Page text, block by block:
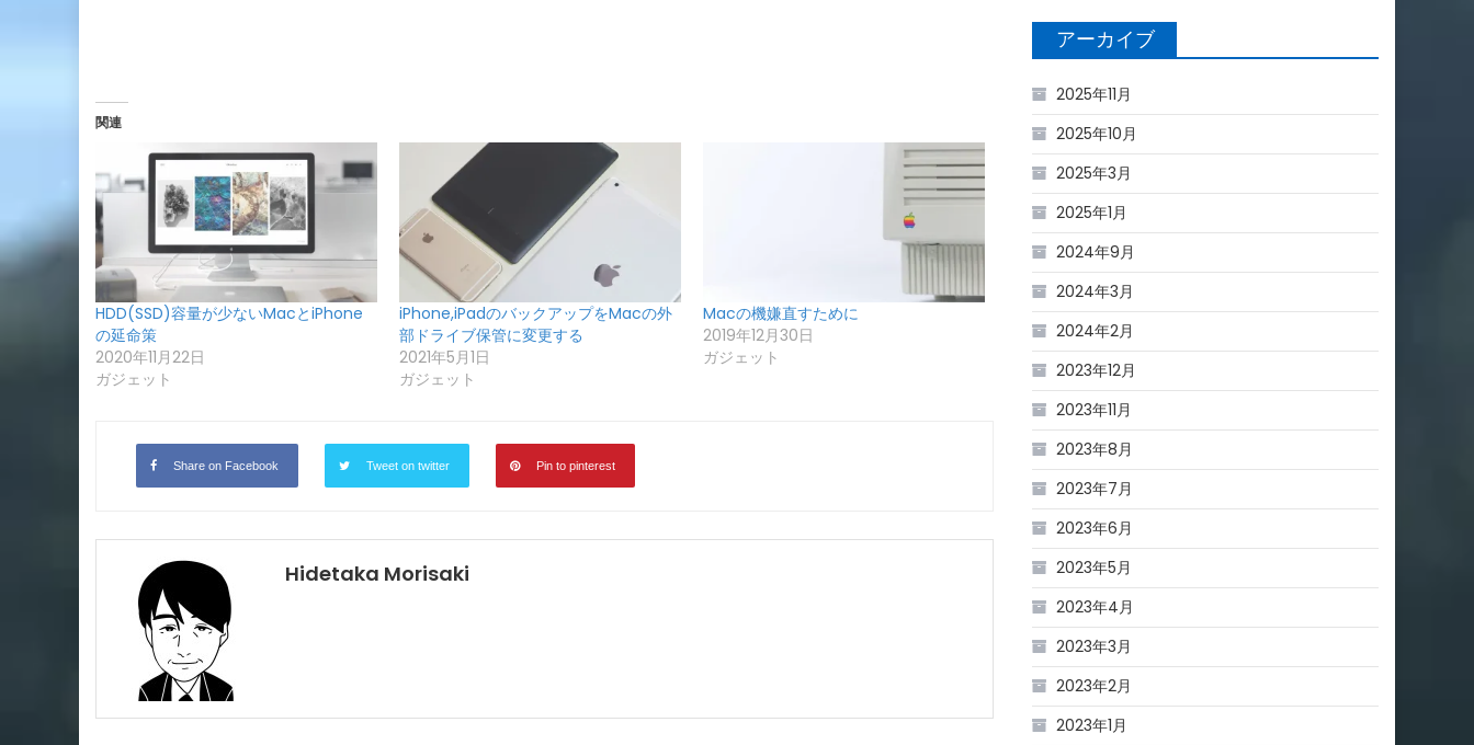
関連
HDD(SSD)容量が少ないMacとiPhone
の延命策
2020年11月22日
ガジェット
iPhone,iPadのバックアップをMacの外
部ドライブ保管に変更する
2021年5月1日
ガジェット
Macの機嫌直すために
2019年12月30日
ガジェット
Share on Facebook Tweet on twitter Pin to pinterest
Hidetaka Morisaki
アーカイブ
2025年11月
2025年10月
2025年3月
2025年1月
2024年9月
2024年3月
2024年2月
2023年12月
2023年11月
2023年8月
2023年7月
2023年6月
2023年5月
2023年4月
2023年3月
2023年2月
2023年1月